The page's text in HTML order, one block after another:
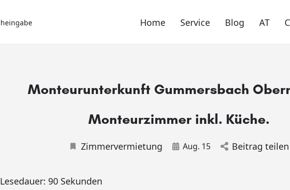
Home Service Blog AT
Monteurunterkunft Gummersbach
Monteurzimmer inkl. Küche.
Zimmervermietung Aug. 15 Beitrag teilen
Lesedauer: 90 Sekunden